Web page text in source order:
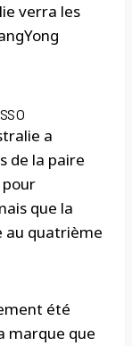
verra les
a
de la paire
pour
que la
au quatrième
été
marque que